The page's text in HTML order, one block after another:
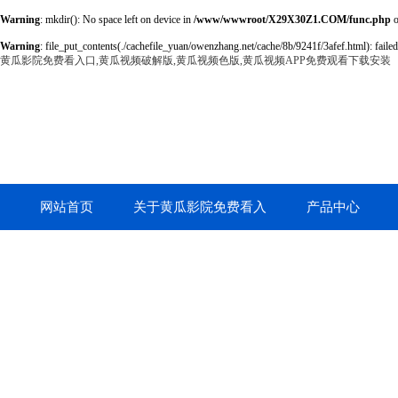
Warning: mkdir(): No space left on device in /www/wwwroot/X29X30Z1.COM/func.php
Warning: file_put_contents(./cachefile_yuan/owenzhang.net/cache/8b/9241f/3afef.html):
黄瓜影院免费看入口,黄瓜视频破解版,黄瓜视频色版,黄瓜视频APP免费观看下载安装
网站首页 关于黄瓜影院免费看入 产品中心